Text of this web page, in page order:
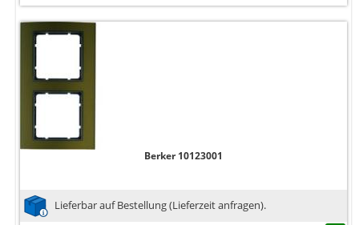
Berker 10123001
Lieferbar auf Bestellung (Lieferzeit anfragen).